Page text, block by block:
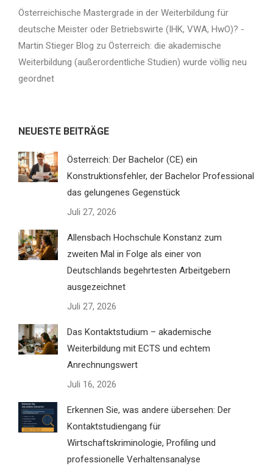
Österreichische Mastergrade in der Weiterbildung für
deutsche Meister oder Betriebswirte (IHK, VWA, HwO)? -
Martin Stieger Blog zu Österreich: die akademische
Weiterbildung (außerordentliche Studien) wurde völlig neu
geordnet
NEUESTE BEITRÄGE
Österreich: Der Bachelor (CE) ein
Konstruktionsfehler, der Bachelor Professional
das gelungenes Gegenstück
Juli 27, 2026
Allensbach Hochschule Konstanz zum
zweiten Mal in Folge als einer von
Deutschlands begehrtesten Arbeitgebern
ausgezeichnet
Juli 27, 2026
Das Kontaktstudium – akademische
Weiterbildung mit ECTS und echtem
Anrechnungswert
Juli 16, 2026
Erkennen Sie, was andere übersehen: Der
Kontaktstudiengang für
Wirtschaftskriminologie, Profiling und
professionelle Verhaltensanalyse